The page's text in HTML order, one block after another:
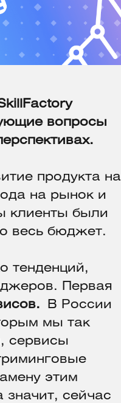
вопросы
продукта на
на рынок и
клиенты были
весь бюджет.
тенденций,
Первая
В России
мы так
сервисы
этим
значит, сейчас